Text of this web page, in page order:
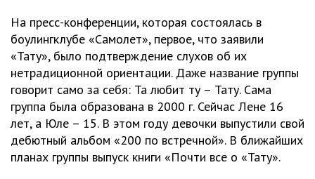
На пресс-конференции, которая состоялась в
боулингклубе «Самолет», первое, что заявили
«Тату», было подтверждение слухов об их
нетрадиционной ориентации. Даже название группы
говорит само за себя: Та любит ту – Тату. Сама
группа была образована в 2000 г. Сейчас Лене 16
лет, а Юле – 15. В этом году девочки выпустили свой
дебютный альбом «200 по встречной». В ближайших
планах группы выпуск книги «Почти все о «Тату».